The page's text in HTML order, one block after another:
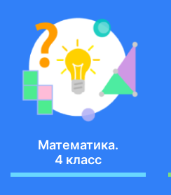
Математика.
4 класс